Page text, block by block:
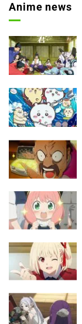
Anime news